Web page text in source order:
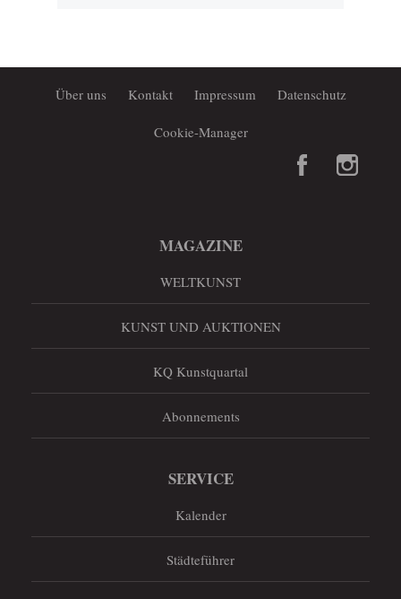
Über uns Kontakt Impressum Datenschutz
Cookie-Manager
MAGAZINE
WELTKUNST
KUNST UND AUKTIONEN
KQ Kunstquartal
Abonnements
SERVICE
Kalender
Städteführer